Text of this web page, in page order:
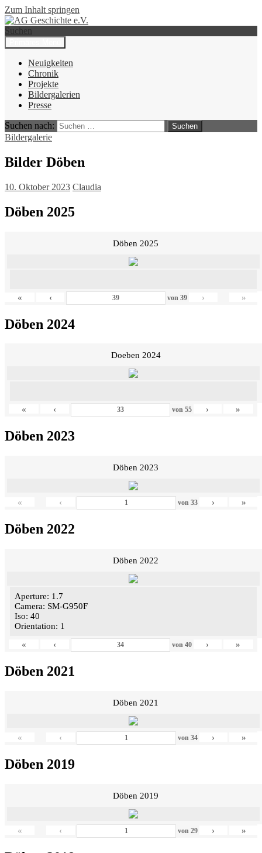
Zum Inhalt springen
AG Geschichte e.V.
Suchen
Neuigkeiten
Chronik
Projekte
Bildergalerien
Presse
Suchen nach:
Bildergalerie
Bilder Döben
10. Oktober 2023 Claudia
Döben 2025
Döben 2025
« ‹ von39 › »
Döben 2024
Doeben 2024
« ‹ von 55 › »
Döben 2023
Döben 2023
« ‹ von 33 › »
Döben 2022
Döben 2022
Aperture: 1.7
Camera: SM-G950F
Iso: 40
Orientation: 1
«
‹ von 40 › »
Döben 2021
Döben 2021
« ‹ von 34 › »
Döben 2019
Döben 2019
« ‹ von 29 › »